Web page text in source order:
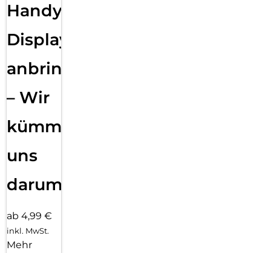
Handy
Displayfolie
anbringen
– Wir
kümmern
uns
darum!
ab 4,99 €
inkl. MwSt.
Mehr